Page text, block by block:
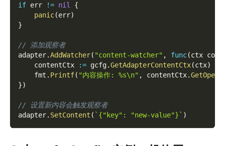
if err != nil
{
panic(err)
}
// 添加观察者
adapter.AddWatcher( "content-watcher" , func(ctx
    contentCtx
:= gcfg.GetAdapterContentCtx(ctx)
    fmt
. Printf( "内容操作: %s\n" , contentCtx.
})
// 设置新内容会触发观察者
adapter. SetContent ( `{"key": "new-value"}` )